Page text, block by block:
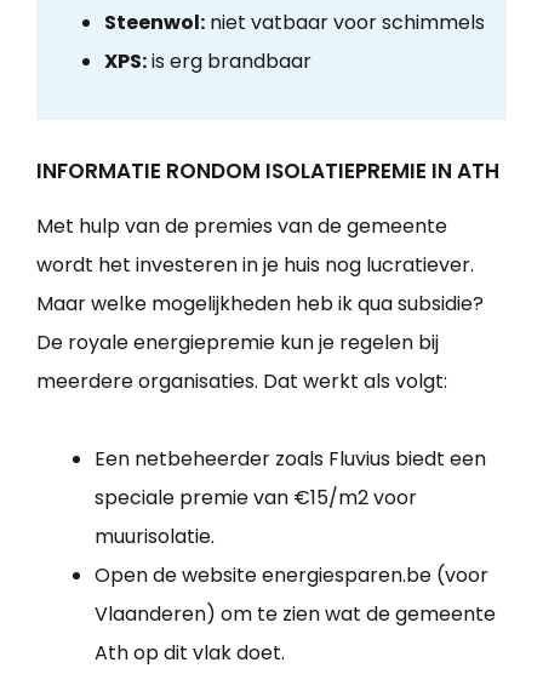
Steenwol:niet vatbaar voor schimmels
XPS:is erg brandbaar
INFORMATIE RONDOM ISOLATIEPREMIE IN ATH
Met hulp van de premies van de gemeente
wordt het investeren in je huis nog lucratiever.
Maar welke mogelijkheden heb ik qua subsidie?
De royale energiepremie kun je regelen bij
meerdere organisaties. Dat werkt als volgt:
Een netbeheerder zoals Fluvius biedt een
speciale premie van €15/m2 voor
muurisolatie.
Open de website energiesparen.be (voor
Vlaanderen) om te zien wat de gemeente
Ath op dit vlak doet.